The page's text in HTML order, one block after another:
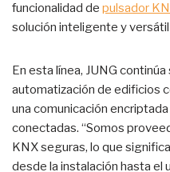
funcionalidad de pulsador
solución inteligente y
En esta línea, JUNG
automatización de edificios
una comunicación
conectadas. “Somos
KNX seguras, lo que
desde la instalación hasta el